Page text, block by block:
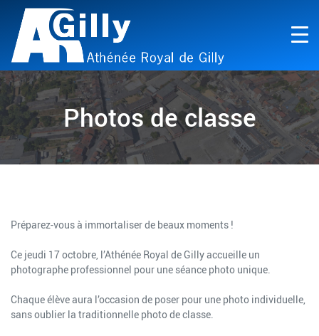
Photos de classe
Préparez-vous à immortaliser de beaux moments !
Ce jeudi 17 octobre, l’Athénée Royal de Gilly accueille un
photographe professionnel pour une séance photo unique.
Chaque élève aura l’occasion de poser pour une photo individuelle,
sans oublier la traditionnelle photo de classe.